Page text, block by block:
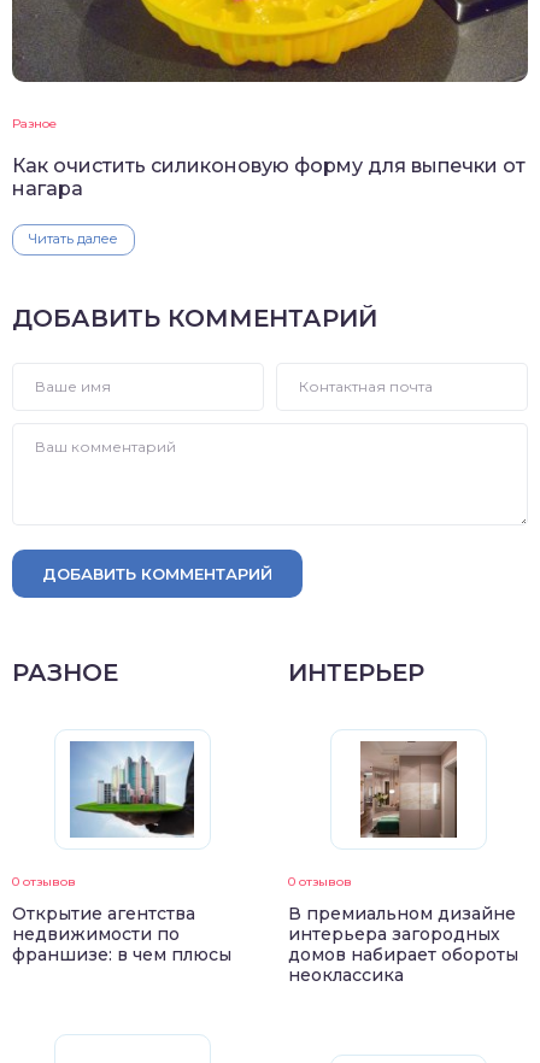
Разное
Как очистить силиконовую форму для выпечки от
нагара
Читать далее
ДОБАВИТЬ КОММЕНТАРИЙ
ДОБАВИТЬ КОММЕНТАРИЙ
РАЗНОЕ
0 отзывов
Открытие агентства
недвижимости по
франшизе: в чем плюсы
ИНТЕРЬЕР
0 отзывов
В премиальном дизайне
интерьера загородных
домов набирает обороты
неоклассика